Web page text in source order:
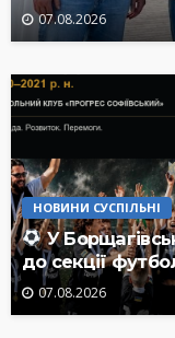
07.08.2026
НОВИНИ СУСПІЛЬНІ
У
до секції
07.08.2026